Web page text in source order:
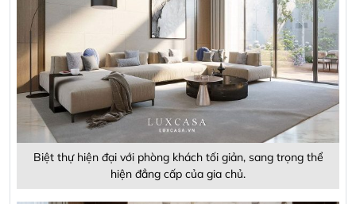
Biệt thự hiện đại với phòng khách tối giản, sang trọng thể
hiện đẳng cấp của gia chủ.